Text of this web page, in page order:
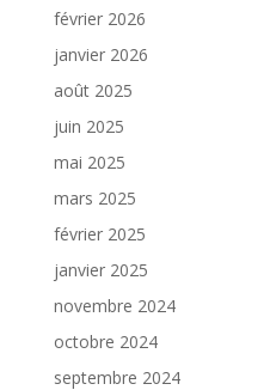
février 2026
janvier 2026
août 2025
juin 2025
mai 2025
mars 2025
février 2025
janvier 2025
novembre 2024
octobre 2024
septembre 2024